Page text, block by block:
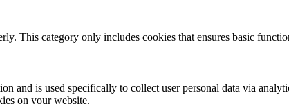
This category only includes cookies that ensures basic
and is used specifically to collect user personal data via
on your website.